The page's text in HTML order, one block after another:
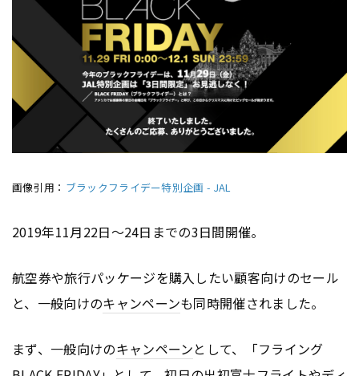
画像引用： ブラックフライデー特別企画 - JAL
2019年11月22日〜24日までの3日間開催。
航空券や旅行パッケージを購入したい顧客向けのセール
と、一般向けのキャンペーンも同時開催されました。
まず、一般向けのキャンペーンとして、「フライング